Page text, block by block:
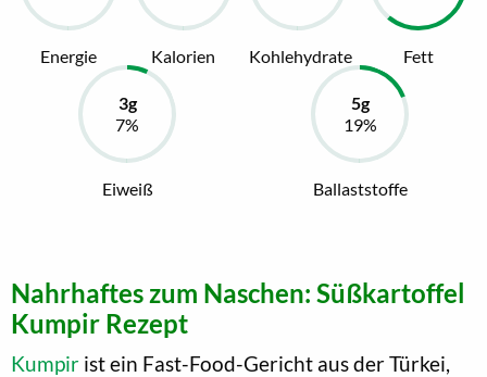
Energie Kalorien Kohlehydrate Fett
Eiweiß Ballaststoffe
Nahrhaftes zum Naschen: Süßkartoffel
Kumpir Rezept
Kumpir ist ein Fast-Food-Gericht aus der Türkei,